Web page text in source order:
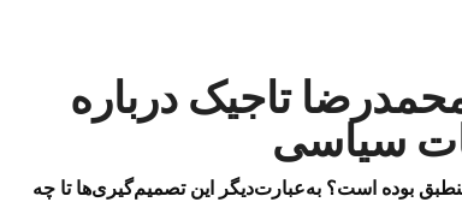
تاجیک درباره
سیاسی
بوده است؟ به‌عبارت‌دیگر این تصمیم‌گیری‌ها تا چه